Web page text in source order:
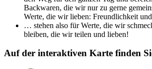
Backwaren, die wir nur zu gerne
Werte, die wir lieben: Freundlichkeit
… stehen also für Werte, die wir
bleiben, die wir teilen und lieben!
Auf der interaktiven Karte finden